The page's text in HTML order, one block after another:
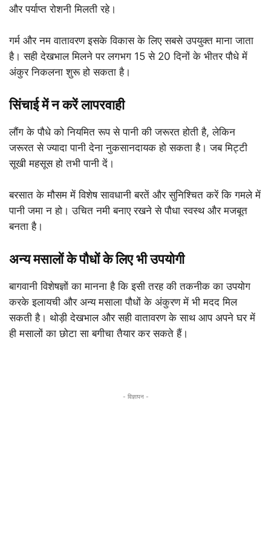
और पर्याप्त रोशनी मिलती रहे।
गर्म और नम वातावरण इसके विकास के लिए सबसे उपयुक्त माना जाता
है। सही देखभाल मिलने पर लगभग 15 से 20 दिनों के भीतर पौधे में
अंकुर निकलना शुरू हो सकता है।
सिंचाई में न करें लापरवाही
लौंग के पौधे को नियमित रूप से पानी की जरूरत होती है, लेकिन
जरूरत से ज्यादा पानी देना नुकसानदायक हो सकता है। जब मिट्टी
सूखी महसूस हो तभी पानी दें।
बरसात के मौसम में विशेष सावधानी बरतें और सुनिश्चित करें कि गमले में
पानी जमा न हो। उचित नमी बनाए रखने से पौधा स्वस्थ और मजबूत
बनता है।
अन्य मसालों के पौधों के लिए भी उपयोगी
बागवानी विशेषज्ञों का मानना है कि इसी तरह की तकनीक का उपयोग
करके इलायची और अन्य मसाला पौधों के अंकुरण में भी मदद मिल
सकती है। थोड़ी देखभाल और सही वातावरण के साथ आप अपने घर में
ही मसालों का छोटा सा बगीचा तैयार कर सकते हैं।
- विज्ञापन -